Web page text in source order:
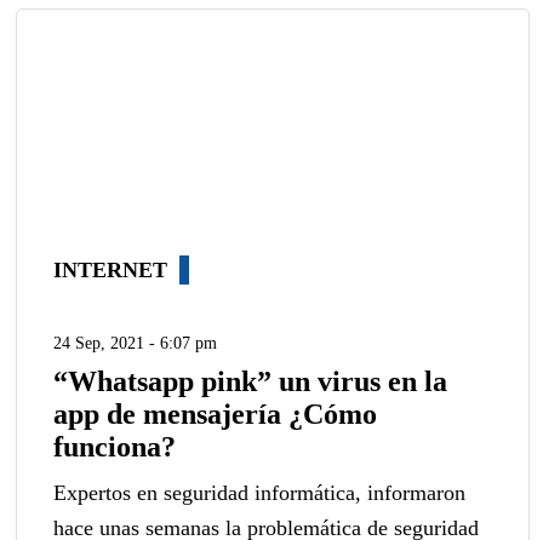
INTERNET
24 Sep, 2021 - 6:07 pm
“Whatsapp pink” un virus en la
app de mensajería ¿Cómo
funciona?
Expertos en seguridad informática, informaron
hace unas semanas la problemática de seguridad